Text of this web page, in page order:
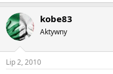
kobe83
Aktywny
Lip 2, 2010